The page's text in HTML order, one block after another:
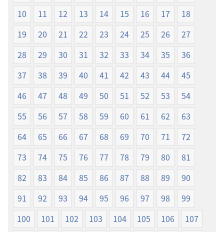
10
11 12 13 14 15 16 17
18
19
20 21 22 23 24 25 26
27
28
29 30 31 32 33 34 35
36
37
38 39 40 41 42 43 44
45
46
47 48 49 50 51 52 53
54
55
56 57 58 59 60 61 62
63
64
65 66 67 68 69 70 71
72
73
74 75 76 77 78 79 80
81
82
83 84 85 86 87 88 89
90
91
92 93 94 95 96 97 98
99
100
101 102 103 104 105 106
107